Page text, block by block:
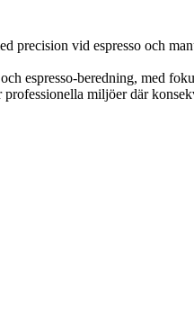
precision vid espresso och
espresso-beredning, med
miljöer där